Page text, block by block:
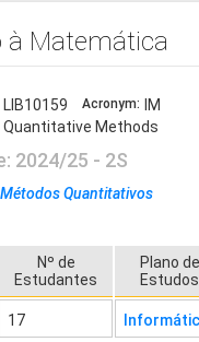
à Matemática
LIB10159 Acronym: IM
Quantitative Methods
2024/25 - 2S
Métodos Quantitativos
Nº de
Estudantes
Plano de
Estudos
17